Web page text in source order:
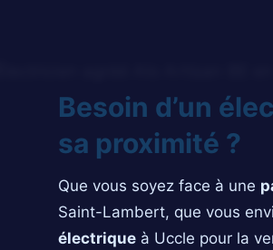
Besoin d’un
sa proximité ?
Que vous soyez face à une
Saint-Lambert, que vous
électrique à Uccle pour la